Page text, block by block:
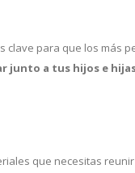
clave para que los más
junto a tus hijos e
que necesitas